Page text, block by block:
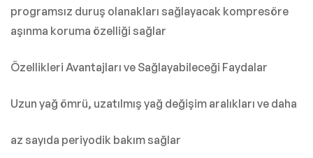
programsız duruş olanakları sağlayacak kompresöre
aşınma koruma özelliği sağlar
Özellikleri Avantajları ve Sağlayabileceği Faydalar
Uzun yağ ömrü, uzatılmış yağ değişim aralıkları ve daha
az sayıda periyodik bakım sağlar